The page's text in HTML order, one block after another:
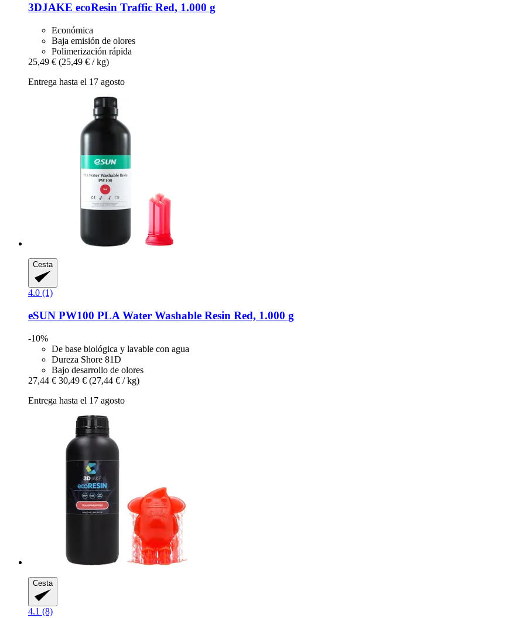
3DJAKE ecoResin Traffic Red, 1.000 g
Económica
Baja emisión de olores
Polimerización rápida
25,49 € (25,49 € / kg)
Entrega hasta el 17 agosto
Cesta
4.0 (1)
eSUN PW100 PLA Water Washable Resin Red, 1.000 g
-10%
De base biológica y lavable con agua
Dureza Shore 81D
Bajo desarrollo de olores
27,44 € 30,49 € (27,44 € / kg)
Entrega hasta el 17 agosto
Cesta
4.1 (8)